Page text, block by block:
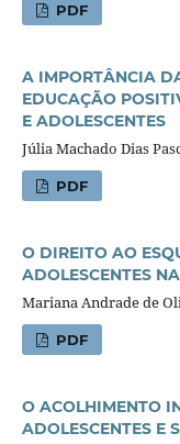
PDF
A IMPORTÂNCIA
EDUCAÇÃO
E ADOLESCENTES
Júlia Machado Dias
PDF
O DIREITO AO
ADOLESCENTES
Mariana Andrade de
PDF
O ACOLHIMENTO
ADOLESCENTES E